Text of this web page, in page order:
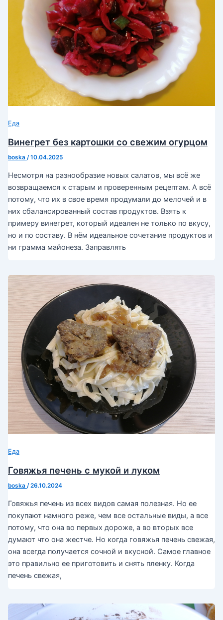
Еда
Винегрет без картошки со свежим огурцом
boska /10.04.2025
Несмотря на разнообразие новых салатов, мы всё же
возвращаемся к старым и проверенным рецептам. А всё
потому, что их в свое время продумали до мелочей и в
них сбалансированный состав продуктов. Взять к
примеру винегрет, который идеален не только по вкусу,
но и по составу. В нём идеальное сочетание продуктов и
ни грамма майонеза. Заправлять
Еда
Говяжья печень с мукой и луком
boska /26.10.2024
Говяжья печень из всех видов самая полезная. Но ее
покупают намного реже, чем все остальные виды, а все
потому, что она во первых дороже, а во вторых все
думают что она жестче. Но когда говяжья печень свежая,
она всегда получается сочной и вкусной. Самое главное
это правильно ее приготовить и снять пленку. Когда
печень свежая,